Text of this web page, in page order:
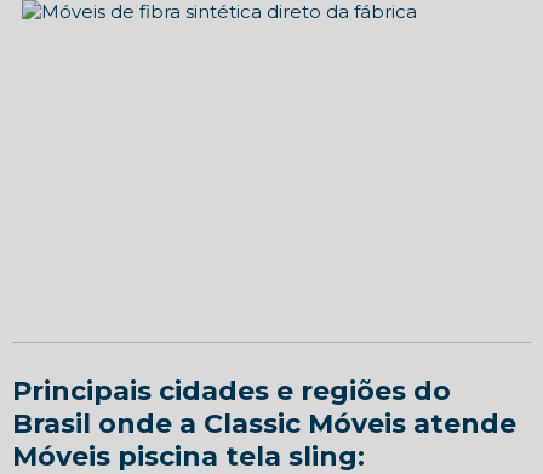
Principais cidades e regiões do
Brasil onde a Classic Móveis atende
Móveis piscina tela sling: